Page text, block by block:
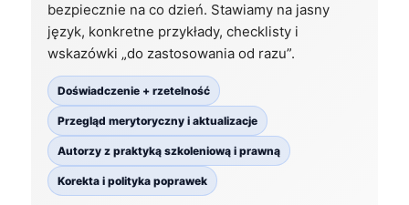
bezpiecznie na co dzień. Stawiamy na jasny
język, konkretne przykłady, checklisty i
wskazówki „do zastosowania od razu”.
Doświadczenie + rzetelność
Przegląd merytoryczny i aktualizacje
Autorzy z praktyką szkoleniową i prawną
Korekta i polityka poprawek